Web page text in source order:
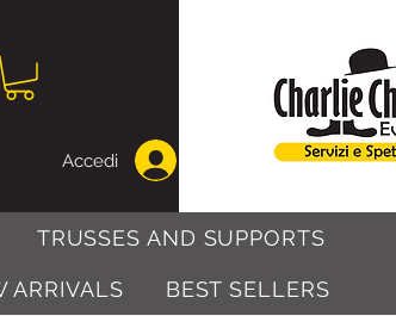
Accedi
TRUSSES AND SUPPORTS
ARRIVALS BEST SELLERS